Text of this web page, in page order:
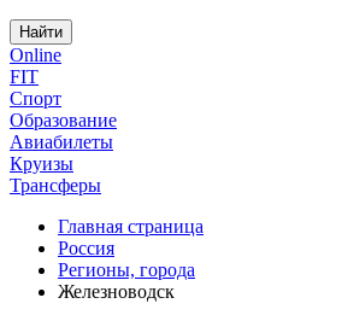
Найти
Online
FIT
Спорт
Образование
Авиабилеты
Круизы
Трансферы
Главная страница
Россия
Регионы, города
Железноводск